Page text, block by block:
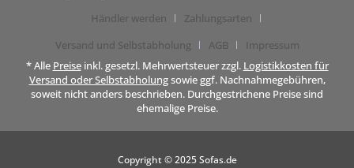
Händler werden
Zahlungsarten
Versand und Selbstabholung
AGB
Impressum
* Alle Preiseinkl. gesetzl. Mehrwertsteuer zzgl. Logistikkosten für
Versand oder Selbstabholungsowie ggf. Nachnahmegebühren,
soweit nicht anders beschrieben. Durchgestrichene Preise sind
ehemalige Preise.
Copyright © 2025 Sofas.de